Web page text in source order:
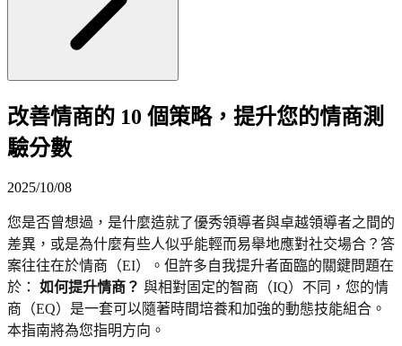
改善情商的 10 個策略，提升您的情商測
驗分數
2025/10/08
您是否曾想過，是什麼造就了優秀領導者與卓越領導者之間的
差異，或是為什麼有些人似乎能輕而易舉地應對社交場合？答
案往往在於情商（EI）。但許多自我提升者面臨的關鍵問題在
於： 如何提升情商？ 與相對固定的智商（IQ）不同，您的情
商（EQ）是一套可以隨著時間培養和加強的動態技能組合。
本指南將為您指明方向。